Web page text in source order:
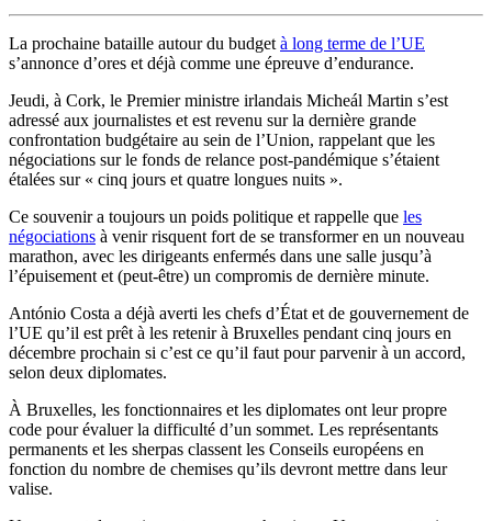
La prochaine bataille autour du budget à long terme de l’UE
s’annonce d’ores et déjà comme une épreuve d’endurance.
Jeudi, à Cork, le Premier ministre irlandais Micheál Martin s’est
adressé aux journalistes et est revenu sur la dernière grande
confrontation budgétaire au sein de l’Union, rappelant que les
négociations sur le fonds de relance post-pandémique s’étaient
étalées sur « cinq jours et quatre longues nuits ».
Ce souvenir a toujours un poids politique et rappelle que les
négociations à venir risquent fort de se transformer en un nouveau
marathon, avec les dirigeants enfermés dans une salle jusqu’à
l’épuisement et (peut-être) un compromis de dernière minute.
António Costa a déjà averti les chefs d’État et de gouvernement de
l’UE qu’il est prêt à les retenir à Bruxelles pendant cinq jours en
décembre prochain si c’est ce qu’il faut pour parvenir à un accord,
selon deux diplomates.
À Bruxelles, les fonctionnaires et les diplomates ont leur propre
code pour évaluer la difficulté d’un sommet. Les représentants
permanents et les sherpas classent les Conseils européens en
fonction du nombre de chemises qu’ils devront mettre dans leur
valise.